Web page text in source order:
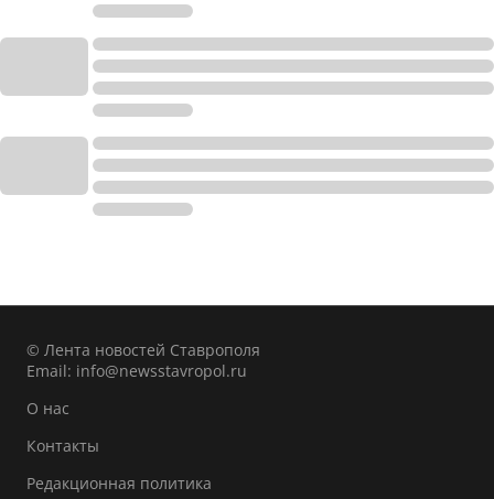
© Лента новостей Ставрополя
Email: info@newsstavropol.ru
О нас
Контакты
Редакционная политика